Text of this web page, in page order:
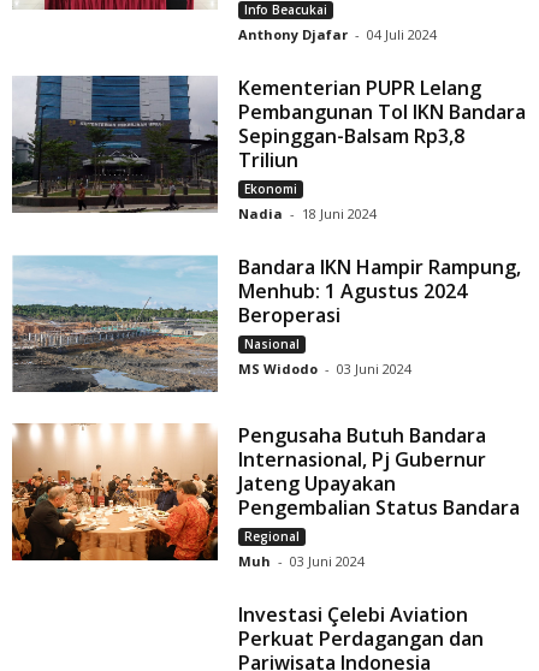
Info Beacukai
Anthony Djafar - 04 Juli 2024
Kementerian PUPR Lelang
Pembangunan Tol IKN Bandara
Sepinggan-Balsam Rp3,8
Triliun
Ekonomi
Nadia - 18 Juni 2024
Bandara IKN Hampir Rampung,
Menhub: 1 Agustus 2024
Beroperasi
Nasional
MS Widodo - 03 Juni 2024
Pengusaha Butuh Bandara
Internasional, Pj Gubernur
Jateng Upayakan
Pengembalian Status Bandara
Regional
Muh - 03 Juni 2024
Investasi Çelebi Aviation
Perkuat Perdagangan dan
Pariwisata Indonesia